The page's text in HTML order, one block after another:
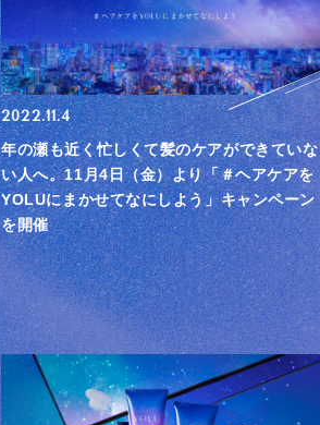
2022.11.4
年の瀬も近く忙しくて髪のケアができていな
い人へ。11月4日（金）より「＃ヘアケアを
YOLUにまかせてなにしよう」キャンペーン
を開催